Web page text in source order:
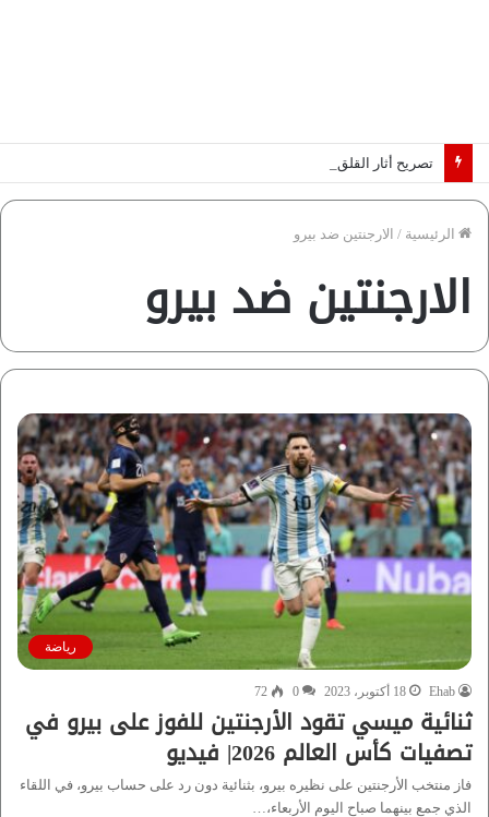
الرئيسية / الارجنتين ضد بيرو
الارجنتين ضد بيرو
رياضة
Ehab 18 أكتوبر، 2023 0
72
ثنائية ميسي تقود الأرجنتين للفوز على بيرو في
تصفيات كأس العالم 2026| فيديو
فاز منتخب الأرجنتين على نظيره بيرو، بثنائية دون رد على حساب بيرو، في اللقاء
الذي جمع بينهما صباح اليوم الأربعاء،…